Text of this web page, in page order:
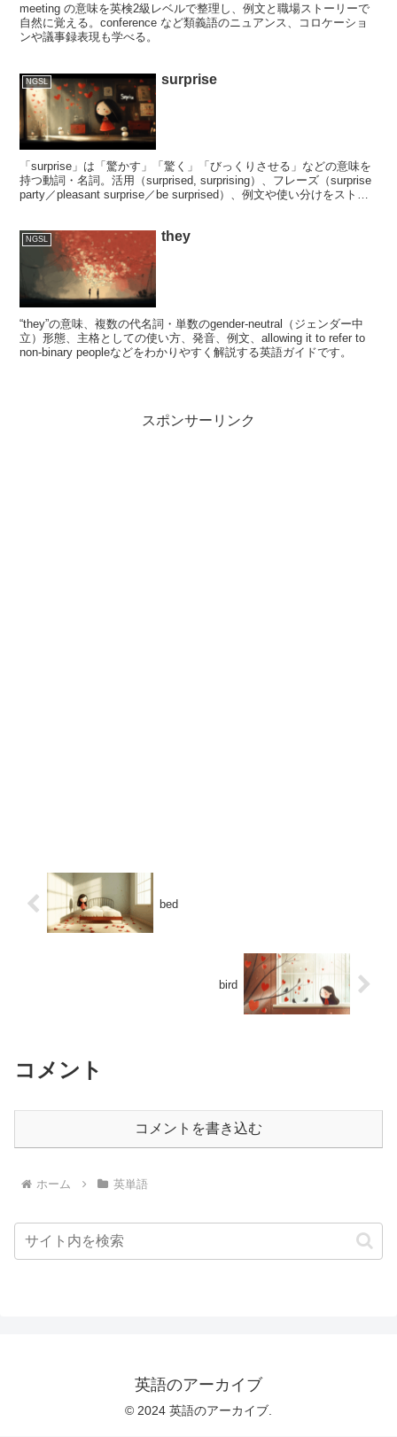
meeting の意味を英検2級レベルで整理し、例文と職場ストーリーで
自然に覚える。conference など類義語のニュアンス、コロケーショ
ンや議事録表現も学べる。
NGSL surprise
「surprise」は「驚かす」「驚く」「びっくりさせる」などの意味を
持つ動詞・名詞。活用（surprised, surprising）、フレーズ（surprise
party／pleasant surprise／be surprised）、例文や使い分けをストー
NGSL they
“they”の意味、複数の代名詞・単数のgender-neutral（ジェンダー中
立）形態、主格としての使い方、発音、例文、allowing it to refer to
non‑binary peopleなどをわかりやすく解説する英語ガイドです。
スポンサーリンク
bed
bird
コメント
コメントを書き込む
ホーム 英単語
英語のアーカイブ
© 2024 英語のアーカイブ.